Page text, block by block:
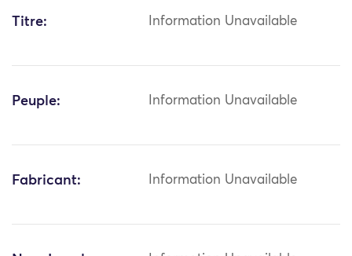
Titre: Information Unavailable
Peuple: Information Unavailable
Fabricant: Information Unavailable